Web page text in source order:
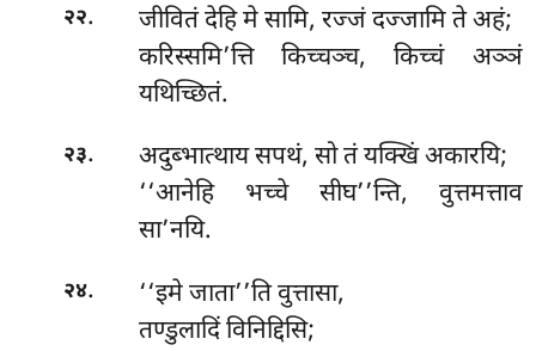
२२.
जीवितं देहि मे सामि, रज्जं दज्जामि ते अहं;
करिस्समि’त्ति किच्चञ्च, किच्चं अञ्ञं
यथिच्छितं.
२३.
अदुब्भात्थाय सपथं, सो तं यक्खिं अकारयि;
‘‘आनेहि भच्चे सीघ’’न्ति, वुत्तमत्ताव
सा’नयि.
२४.
‘‘इमे जाता’’ति वुत्तासा,
तण्डुलादिं विनिद्दिसि;